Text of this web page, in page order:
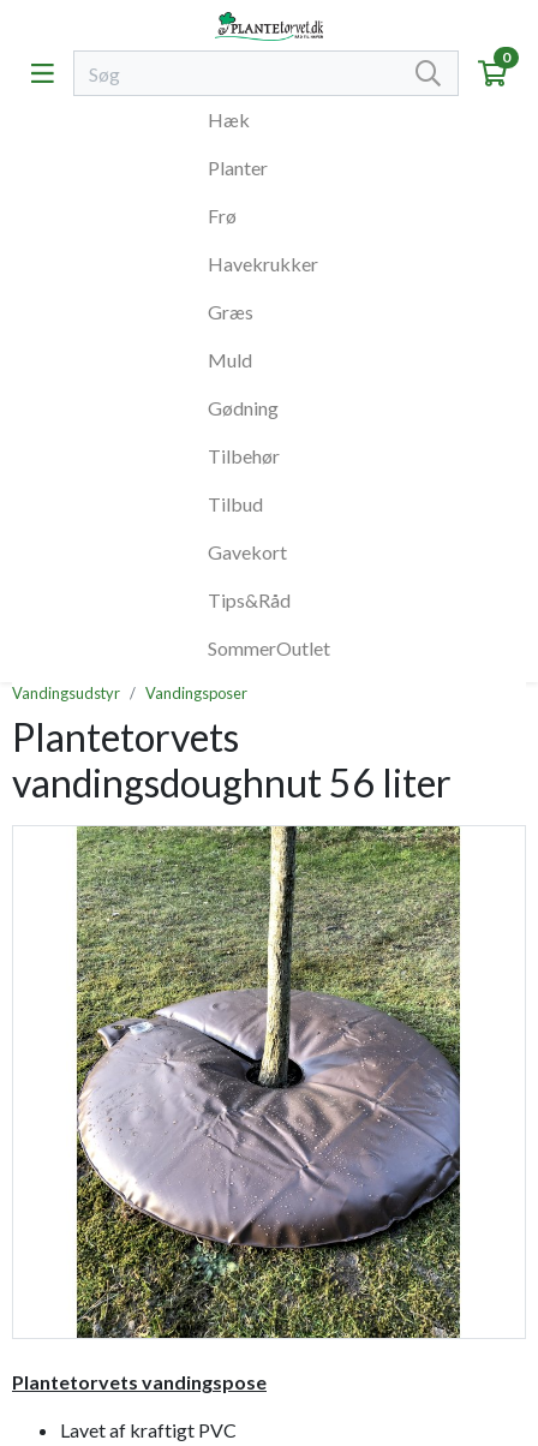
0
Hæk
Planter
Frø
Havekrukker
Græs
Muld
Gødning
Tilbehør
Tilbud
Gavekort
Tips&Råd
SommerOutlet
Vandingsudstyr Vandingsposer
Plantetorvets
vandingsdoughnut 56 liter
Previous
Plantetorvets vandingspose
Lavet af kraftigt PVC